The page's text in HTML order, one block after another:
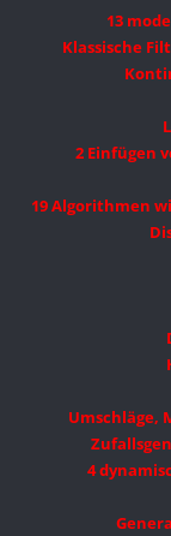
13
Klassische
2 Einfügen
19 Algorithmen
Umschläge,
4